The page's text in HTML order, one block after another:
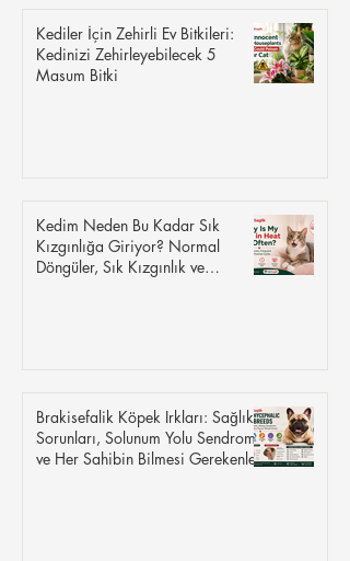
Kediler İçin Zehirli Ev Bitkileri:
Kedinizi Zehirleyebilecek 5
Masum Bitki
Kedim Neden Bu Kadar Sık
Kızgınlığa Giriyor? Normal
Döngüler, Sık Kızgınlık ve
Brakisefalik Köpek Irkları: Sağlık
Sorunları, Solunum Yolu Sendromu
ve Her Sahibin Bilmesi Gerekenler